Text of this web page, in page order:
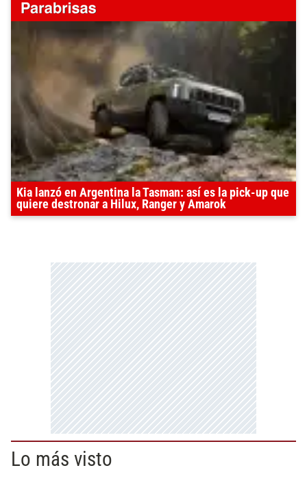
Kia lanzó en Argentina la Tasman: así es la pick-up que
quiere destronar a Hilux, Ranger y Amarok
Lo más visto